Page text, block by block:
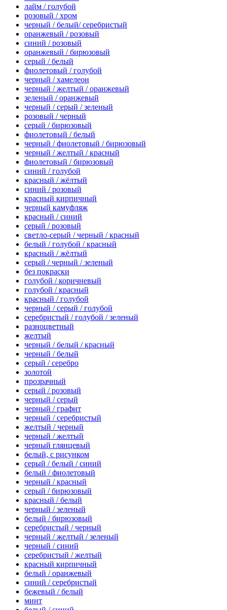
лайм / голубой
розовый / хром
черный / белый/ серебристый
оранжевый / розовый
синий / розовый
оранжевый / бирюзовый
серый / белый
фиолетовый / голубой
черный / хамелеон
черный / желтый / оранжевый
зеленый / оранжевый
черный / серый / зеленый
розовый / черный
серый / бирюзовый
фиолетовый / белый
черный / фиолетовый / бирюзовый
черный / желтый / красный
фиолетовый / бирюзовый
синий / голубой
красный / жёлтый
синий / розовый
красный кирпичный
черный камуфляж
красный / синий
серый / розовый
светло-серый / черный / красный
белый / голубой / красный
красный / жёлтый
серый / черный / зеленый
без покраски
голубой / коричневый
голубой / красный
красный / голубой
черный / серый / голубой
серебристый / голубой / зеленый
разноцветный
желтый
черный / белый / красный
черный / белый
серый / серебро
золотой
прозрачный
серый / розовый
черный / серый
черный / графит
черный / серебристый
желтый / черный
черный / желтый
черный глянцевый
белый, с рисунком
серый / белый / синий
белый / фиолетовый
черный / красный
серый / бирюзовый
красный / белый
черный / зеленый
белый / бирюзовый
серебристый / черный
черный / желтый / зеленый
черный / синий
серебристый / желтый
красный кирпичный
белый / оранжевый
синий / серебристый
бежевый / белый
минт